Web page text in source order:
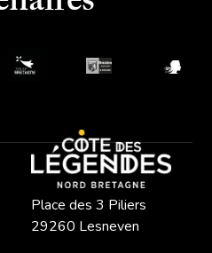
Place des 3 Piliers
29260 Lesneven